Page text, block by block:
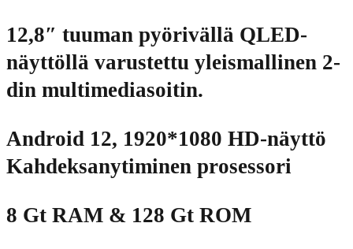
12,8″ tuuman pyörivällä QLED-
näyttöllä varustettu yleismallinen 2-
din multimediasoitin.
Android 12, 1920*1080 HD-näyttö
Kahdeksanytiminen prosessori
8 Gt RAM & 128 Gt ROM